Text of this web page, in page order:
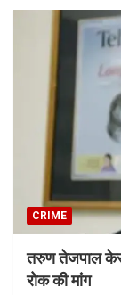
CRIME
तरुण तेजपाल
रोक की मांग